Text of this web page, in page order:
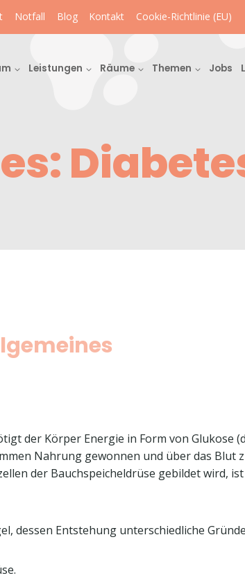
Notfall Blog Kontakt Cookie-Richtlinie (EU)
Leistungen Räume Themen Jobs
der Körper Energie in Form von Glukose
Nahrung gewonnen und über das Blut
der Bauchspeicheldrüse gebildet wird,
dessen Entstehung unterschiedliche